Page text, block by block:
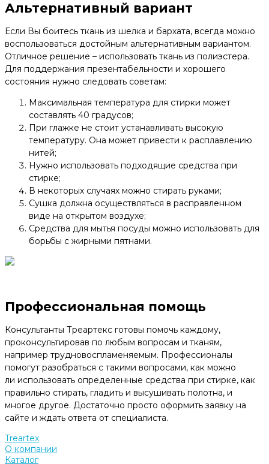
Альтернативный вариант
Если Вы боитесь ткань из шелка и бархата, всегда можно
воспользоваться достойным альтернативным вариантом.
Отличное решение – использовать ткань из полиэстера.
Для поддержания презентабельности и хорошего
состояния нужно следовать советам:
Максимальная температура для стирки может
составлять 40 градусов;
При глажке не стоит устанавливать высокую
температуру. Она может привести к расплавлению
нитей;
Нужно использовать подходящие средства при
стирке;
В некоторых случаях можно стирать руками;
Сушка должна осуществляться в расправленном
виде на открытом воздухе;
Средства для мытья посуды можно использовать для
борьбы с жирными пятнами.
Профессиональная помощь
Консультанты Треартекс готовы помочь каждому,
проконсультировав по любым вопросам и тканям,
например трудновоспламеняемым. Профессионалы
помогут разобраться с такими вопросами, как можно
ли использовать определенные средства при стирке, как
правильно стирать, гладить и высушивать полотна, и
многое другое. Достаточно просто оформить заявку на
сайте и ждать ответа от специалиста.
Treartex
О компании
Каталог